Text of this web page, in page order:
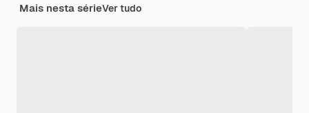
Mais nesta sérieVer tudo